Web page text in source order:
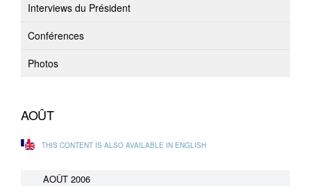
Interviews du Président
Conférences
Photos
AOÛT
THIS CONTENT IS ALSO AVAILABLE IN ENGLISH
AOÛT 2006